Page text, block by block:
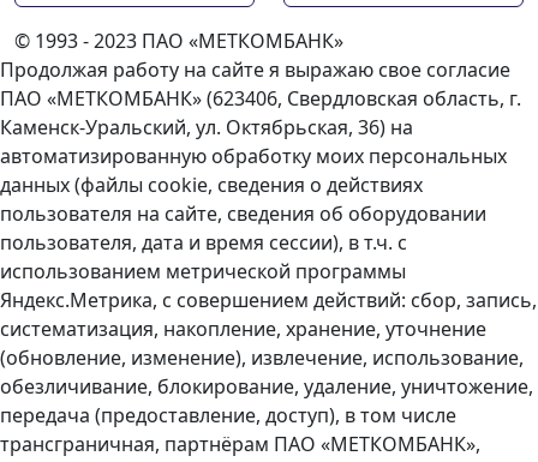
© 1993 - 2023 ПАО «МЕТКОМБАНК»
Продолжая работу на сайте я выражаю свое согласие
ПАО «МЕТКОМБАНК» (623406, Свердловская область, г.
Каменск-Уральский, ул. Октябрьская, 36) на
автоматизированную обработку моих персональных
данных (файлы cookie, сведения о действиях
пользователя на сайте, сведения об оборудовании
пользователя, дата и время сессии), в т.ч. с
использованием метрической программы
Яндекс.Метрика, с совершением действий: сбор, запись,
систематизация, накопление, хранение, уточнение
(обновление, изменение), извлечение, использование,
обезличивание, блокирование, удаление, уничтожение,
передача (предоставление, доступ), в том числе
трансграничная, партнёрам ПАО «МЕТКОМБАНК»,